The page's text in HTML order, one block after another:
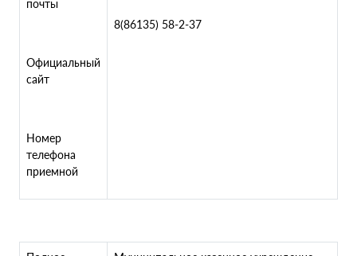
почты
Официальный
сайт
Номер
телефона
приемной
8(86135) 58-2-37